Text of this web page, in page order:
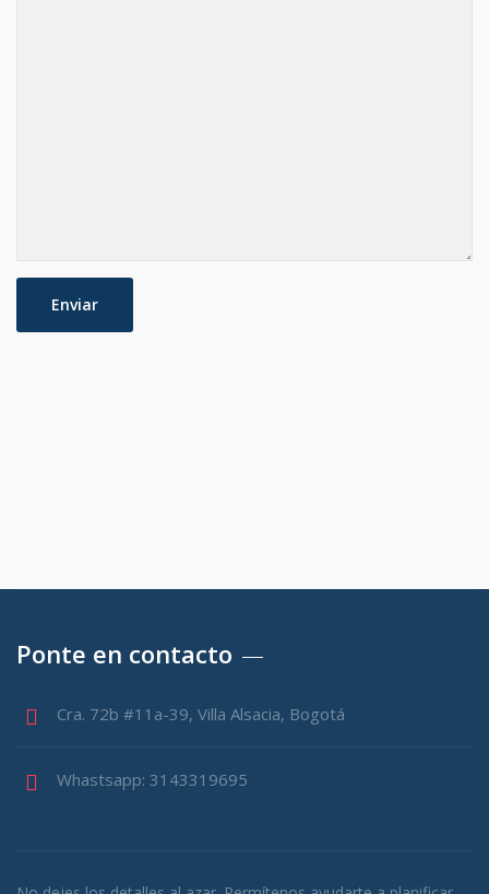
Ponte en contacto
Cra. 72b #11a-39, Villa Alsacia, Bogotá
Whastsapp: 3143319695